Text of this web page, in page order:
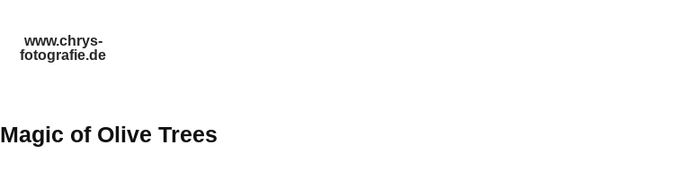
www.chrys-
fotografie.de
Magic of Olive Trees